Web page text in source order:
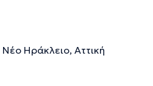
επαγγέλματος Κοινωνικού
τη Συμβουλευτική
το Ερευνητικό
Ψυχική Υγείας (ΕΠΙΨΥ) και την
Ηράκλειο, Αττική